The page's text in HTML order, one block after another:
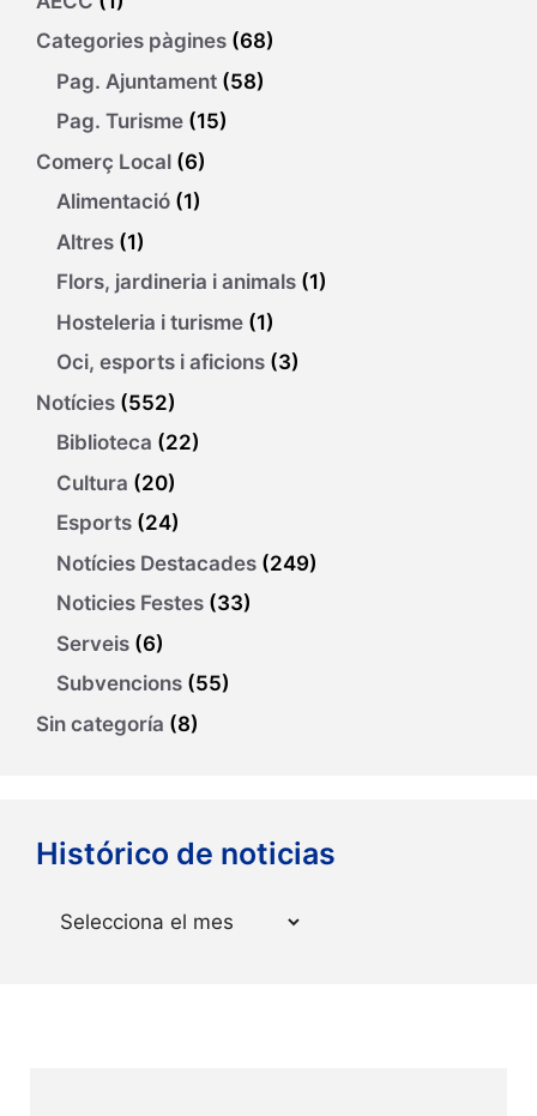
Categories pàgines (68)
Pag. Ajuntament (58)
Pag. Turisme (15)
Comerç Local (6)
Alimentació (1)
Altres (1)
Flors, jardineria i animals (1)
Hosteleria i turisme (1)
Oci, esports i aficions (3)
Notícies (552)
Biblioteca (22)
Cultura (20)
Esports (24)
Notícies Destacades (249)
Noticies Festes (33)
Serveis (6)
Subvencions (55)
Sin categoría (8)
Histórico de noticias
Arxius